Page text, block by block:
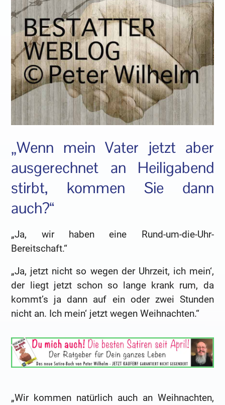
„Wenn mein Vater jetzt aber
ausgerechnet an Heiligabend
stirbt, kommen Sie dann
auch?“
„Ja, wir haben eine Rund-um-die-Uhr-
Bereitschaft.“
„Ja, jetzt nicht so wegen der Uhrzeit, ich mein‘,
der liegt jetzt schon so lange krank rum, da
kommt’s ja dann auf ein oder zwei Stunden
nicht an. Ich mein‘ jetzt wegen Weihnachten.“
„Wir kommen natürlich auch an Weihnachten,